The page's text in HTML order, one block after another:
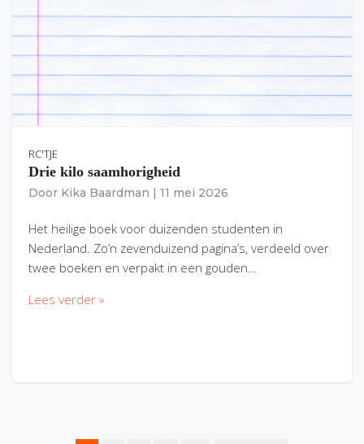
RC'TJE
Drie kilo saamhorigheid
Door Kika Baardman 11 mei 2026
Het heilige boek voor duizenden studenten in
Nederland. Zo’n zevenduizend pagina’s, verdeeld over
twee boeken en verpakt in een gouden…
Lees verder »